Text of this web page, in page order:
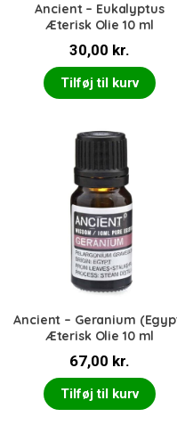
Ancient – Eukalyptus
Æterisk Olie 10 ml
30,00 kr.
Tilføj til kurv
Ancient – Geranium
Æterisk Olie 10 ml
67,00 kr.
Tilføj til kurv